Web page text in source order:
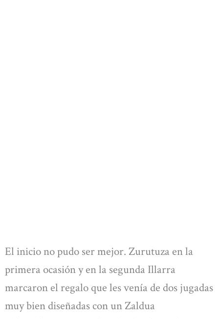
El inicio no pudo ser mejor. Zurutuza en la
primera ocasión y en la segunda Illarra
marcaron el regalo que les venía de dos jugadas
muy bien diseñadas con un Zaldua